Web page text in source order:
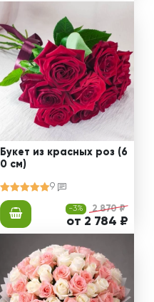
Букет из красных роз (6
0 см)
9
-3% 2 870 ₽
от 2 784 ₽